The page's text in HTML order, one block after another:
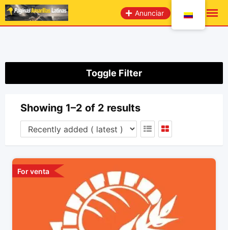
saltar
al
Anunciar
Toggle Filter
Showing 1–2 of 2 results
For venta